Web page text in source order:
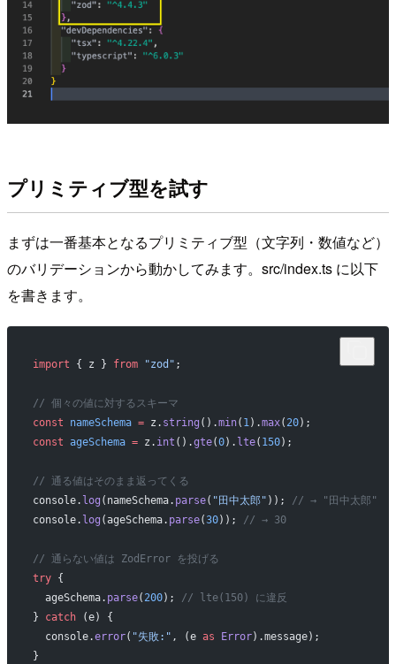
プリミティブ型を試す
まずは一番基本となるプリミティブ型（文字列・数値など）
のバリデーションから動かしてみます。src/index.ts に以下
を書きます。
import { z } from "zod" ;
// 個々の値に対するスキーマ
const nameSchema = z. string ().min( 1).max( 20);
const ageSchema = z. int ().gte(0). lte( 150);
// 通る値はそのまま返ってくる
console. log (nameSchema. parse( "田中太郎" )); // → "田中太郎"
console. log (ageSchema. parse(30)); // → 30
// 通らない値は ZodError を投げる
try {
  ageSchema.
parse( 200); // lte(150) に違反
} catch (e) {
  console.
error( "失敗:" , (e as Error).message);
}